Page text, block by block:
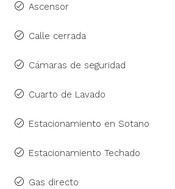
Ascensor
Calle cerrada
Cámaras de seguridad
Cuarto de Lavado
Estacionamiento en Sotano
Estacionamiento Techado
Gas directo